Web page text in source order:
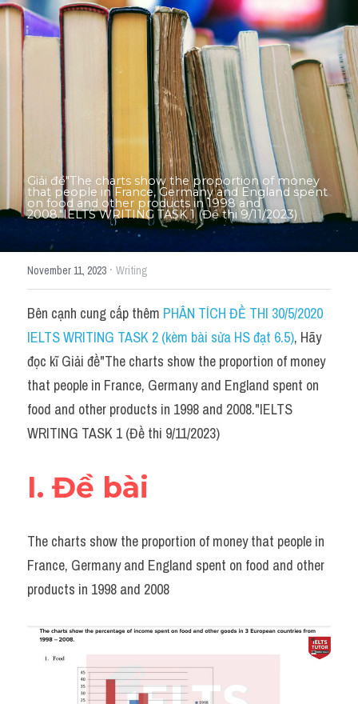
Thư Tín
Mixed
SGK
Vocabularies
Đề writing theo topic
Pie
Line graph
Bar chart
Đề thi thật IELTS GENERAL
Task 2
Từ vựng theo topic
Từ vựng theo Topic
Grammar
Cam
Environment
Process
Task 1
Thành tích học viên
Giải đề"The charts show the proportion of money
that people in France, Germany and England spent
on food and other products in 1998 and
2008."IELTS WRITING TASK 1 (Đề thi 9/11/2023)
November 11, 2023 · Writing
Bên cạnh cung cấp thêm PHÂN TÍCH ĐỀ THI 30/5/2020
IELTS WRITING TASK 2 (kèm bài sửa HS đạt 6.5), Hãy
đọc kĩ Giải đề"The charts show the proportion of money
that people in France, Germany and England spent on
food and other products in 1998 and 2008."IELTS
WRITING TASK 1 (Đề thi 9/11/2023)
I. Đề bài
The charts show the proportion of money that people in
France, Germany and England spent on food and other
products in 1998 and 2008